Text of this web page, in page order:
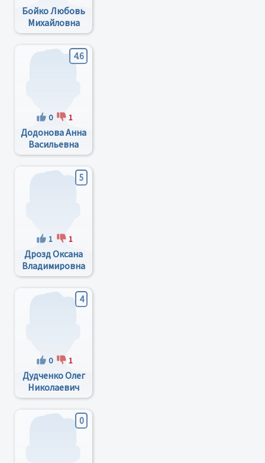
Бойко Любовь
Михайловна
4.6
0 1
Додонова Анна
Васильевна
5
1 1
Дрозд Оксана
Владимировна
4
0 1
Дудченко Олег
Николаевич
0